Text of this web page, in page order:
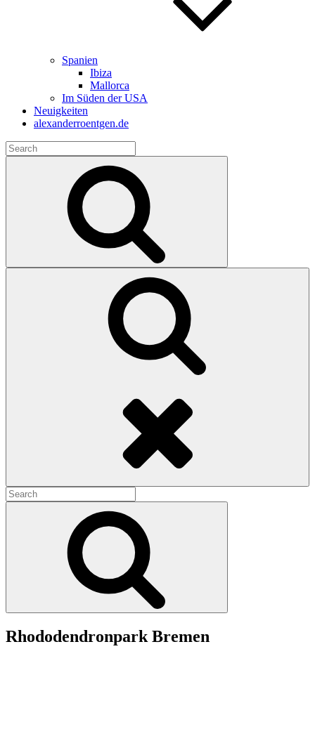
Spanien
Ibiza
Mallorca
Im Süden der USA
Neuigkeiten
alexanderroentgen.de
Search
for:
Search
for:
Rhododendronpark Bremen